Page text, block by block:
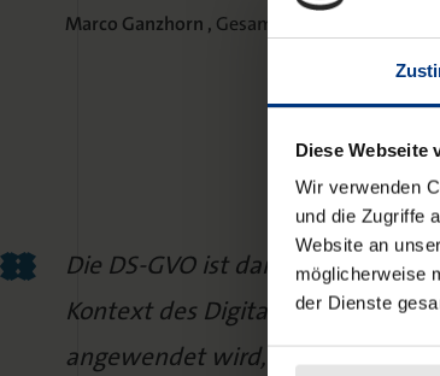
Diese Webseite
Wir verwenden
und die Zugriffe
Website an
möglicherweise
der Dienste
Marco Ganzhorn , Gesamtleiter Lektorat Jura
Die DS-GVO ist dann, wenn sie
Kontext des Digitalrechts
angewendet wird, Baustein und